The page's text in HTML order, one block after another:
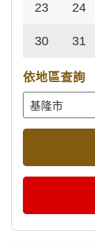
23 24
30 31
依地區查詢